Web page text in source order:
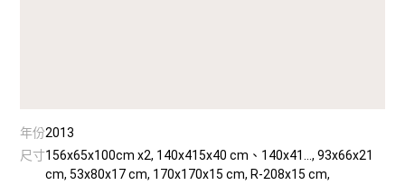
年份2013
尺寸156x65x100cm x2, 140x415x40 cm、140x41..., 93x66x21
cm, 53x80x17 cm, 170x170x15 cm, R-208x15 cm,